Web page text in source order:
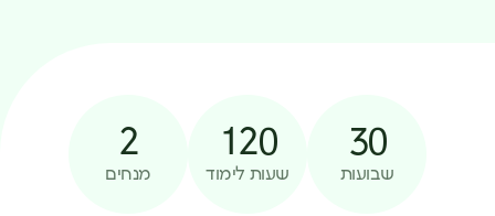
30
שבועות
120
שעות לימוד
2
מנחים